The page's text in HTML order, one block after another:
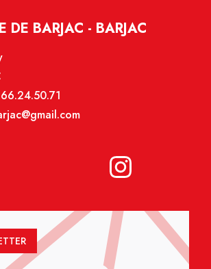
DE BARJAC - BARJAC